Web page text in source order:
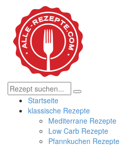
Startseite
klassische Rezepte
Mediterrane Rezepte
Low Carb Rezepte
Pfannkuchen Rezepte